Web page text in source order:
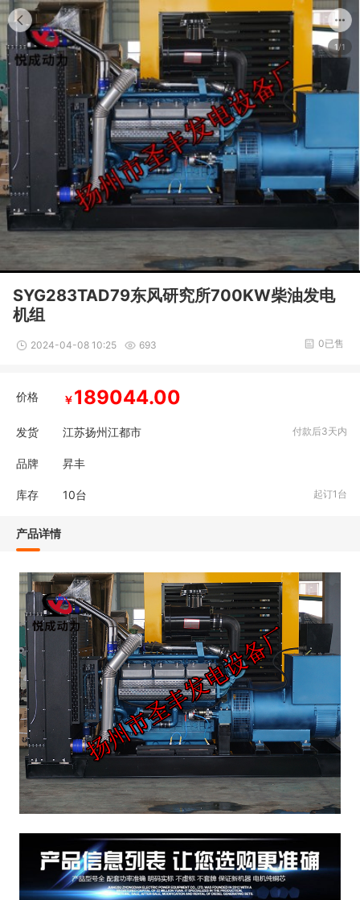
1/1
SYG283TAD79东风研究所700KW柴油发电
机组
2024-04-08 10:25 693 0已售
价格 ￥189044.00
发货 江苏扬州江都市 付款后3天内
品牌 昇丰
库存 10台 起订1台
产品详情